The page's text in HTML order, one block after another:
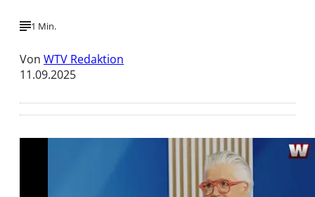
1 Min.
Von WTV Redaktion
11.09.2025
Mit der Wiedergabe dieses Videos werden